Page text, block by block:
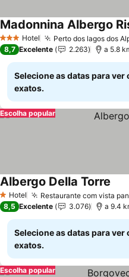
3 EstrelasHotel Perto dos lagos dos
Madonnina Albergo
8,7 Excelente 2.263 a 5.8
Selecione as datas para ver
exatos.
Escolha popular
1 Estrelas
Hotel Restaurante com vista
Albergo Della Torre
8,5 Excelente 3.076 a 9.4
Selecione as datas para ver
exatos.
Escolha popular